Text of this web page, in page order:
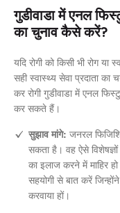
गुडीवाडा में एनल
का चुनाव कैसे करें?
यदि रोगी को किसी भी रोग
सही स्वास्थ्य सेवा प्रदाता
कर रोगी गुडीवाडा में एनल
कर सकते हैं।
सुझाव मांगे: जनरल
सकता है। वह ऐसे
का इलाज करने में माहिर
सहयोगी से बात करें
करवाया हों।